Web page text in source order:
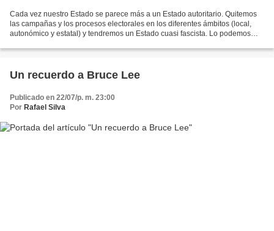
Cada vez nuestro Estado se parece más a un Estado autoritario. Quitemos
las campañas y los procesos electorales en los diferentes ámbitos (local,
autonómico y estatal) y tendremos un Estado cuasi fascista. Lo podemos
Un recuerdo a Bruce Lee
Publicado en 22/07/p. m. 23:00
Por Rafael Silva